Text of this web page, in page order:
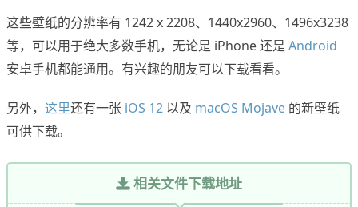
这些壁纸的分辨率有 1242 x 2208、1440x2960、1496x3238
等，可以用于绝大多数手机，无论是 iPhone 还是 Android
安卓手机都能通用。有兴趣的朋友可以下载看看。
另外， 这里还有一张 iOS 12 以及 macOS Mojave 的新壁纸
可供下载。
相关文件下载地址